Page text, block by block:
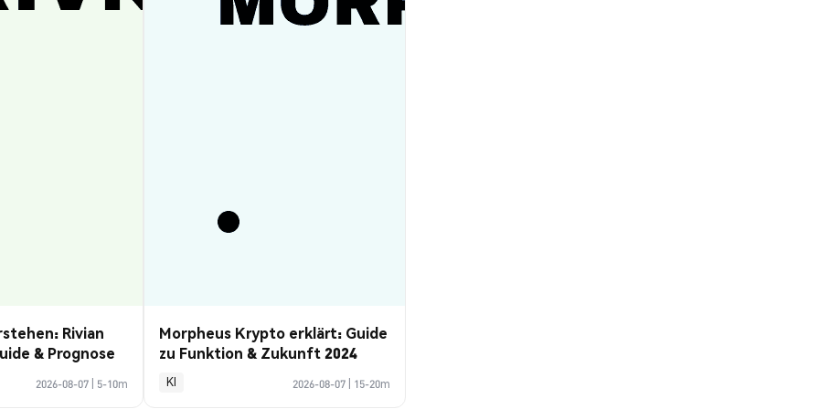
Rivian
& Prognose
2026-08-07 5-10m
Morpheus Krypto erklärt: Guide
zu Funktion & Zukunft 2024
KI 2026-08-07 15-20m